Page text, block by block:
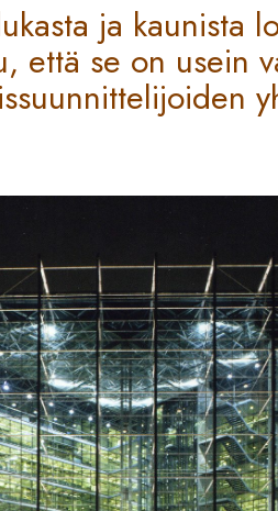
ja kaunista
että se on usein